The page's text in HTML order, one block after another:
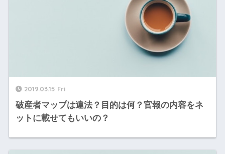
2019.03.15 Fri
破産者マップは違法？目的は何？官報の内容をネ
ットに載せてもいいの？